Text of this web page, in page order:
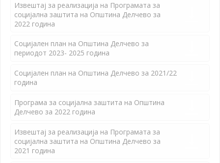
Извештај за реализација на Програмата за
социјална заштита на Општина Делчево за
2022 година
Социјален план на Општина Делчево за
периодот 2023- 2025 година
Социјален план на Општина Делчево за 2021/22
година
Програма за социјална заштита на Општина
Делчево за 2022 година
Извештај за реализација на Програмата за
социјална заштита на Општина Делчево за
2021 година